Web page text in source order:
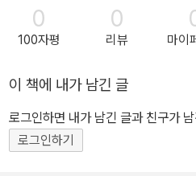
0
100자평
0
리뷰 마이
이 책에 내가 남긴 글
로그인하면 내가 남긴 글과 친구가
로그인하기